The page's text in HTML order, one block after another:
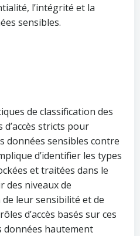
l’intégrité et la
sensibles.
de classification des
stricts pour
données sensibles contre
d’identifier les types
et traitées dans le
des niveaux de
leur sensibilité et de
d’accès basés sur ces
données hautement